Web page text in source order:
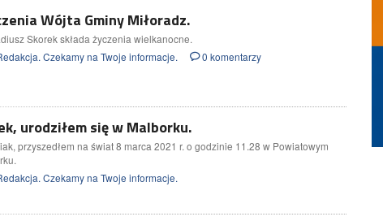
Wójta Gminy Miłoradz.
Skorek składa życzenia wielkanocne.
Czekamy na Twoje informacje. 0 komentarzy
urodziłem się w Malborku.
przyszedłem na świat 8 marca 2021 r. o godzinie 11.28 w Powiatowym
Czekamy na Twoje informacje.